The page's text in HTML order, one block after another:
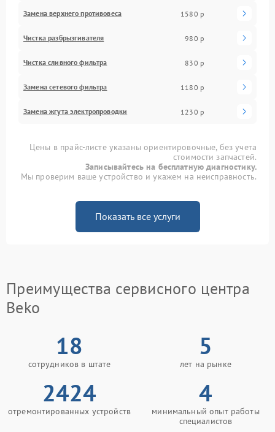
Замена верхнего противовеса 1580 р
Чистка разбрызгивателя 980 р
Чистка сливного фильтра 830 р
Замена сетевого фильтра 1180 р
Замена жгута электропроводки 1230 р
Цены в прайс-листе указаны ориентировочные, без учета
стоимости запчастей.
Записывайтесь на бесплатную диагностику.
Мы проверим ваше устройство и укажем на неисправность.
Показать все услуги
Преимущества сервисного центра
Beko
18
сотрудников в штате
5
лет на рынке
2424
отремонтированных устройств
4
минимальный опыт работы
специалистов